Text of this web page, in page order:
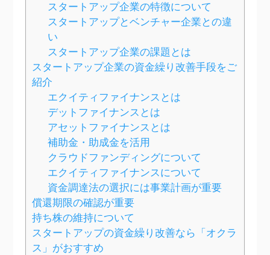
スタートアップ企業の特徴について
スタートアップとベンチャー企業との違
い
スタートアップ企業の課題とは
スタートアップ企業の資金繰り改善手段をご
紹介
エクイティファイナンスとは
デットファイナンスとは
アセットファイナンスとは
補助金・助成金を活用
クラウドファンディングについて
エクイティファイナンスについて
資金調達法の選択には事業計画が重要
償還期限の確認が重要
持ち株の維持について
スタートアップの資金繰り改善なら「オクラ
ス」がおすすめ